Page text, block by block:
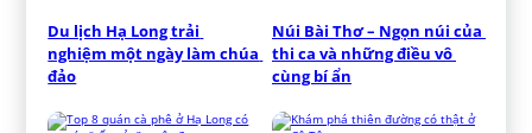
Du lịch Hạ Long trải
nghiệm một ngày làm chúa
đảo
Núi Bài Thơ – Ngọn núi của
thi ca và những điều vô
cùng bí ẩn